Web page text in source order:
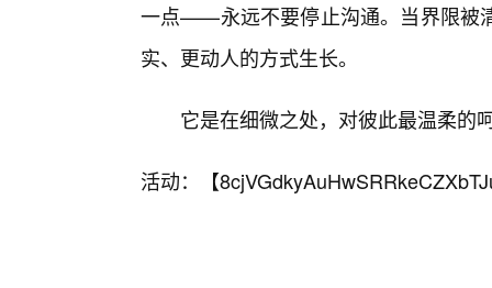
一点——永远不要停止沟通。当界限被
实、更动人的方式生长。
它是在细微之处，对彼此最温柔的
活动：【